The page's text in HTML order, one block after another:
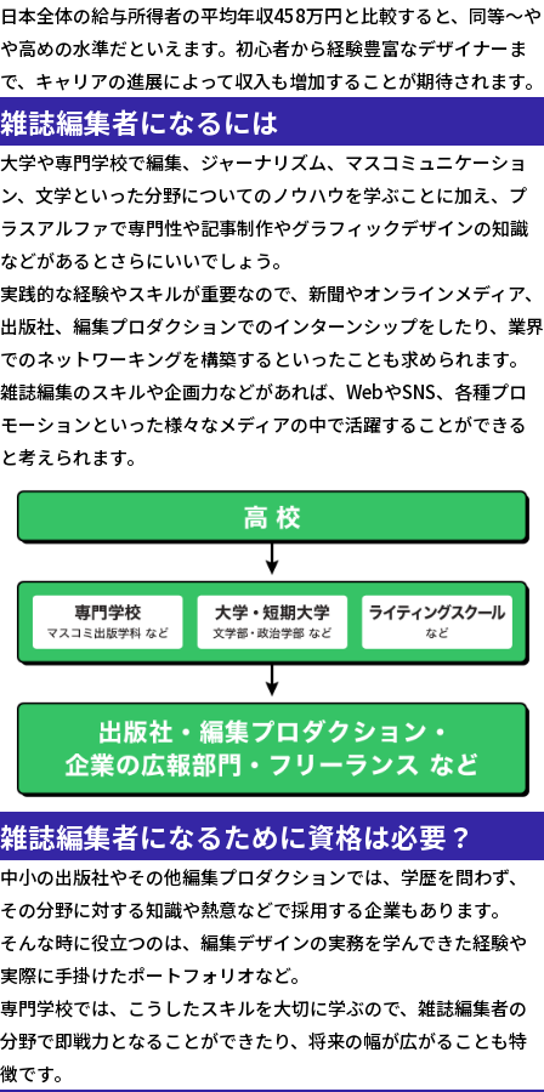
日本全体の給与所得者の平均年収458万円と比較すると、同等～や
や高めの水準だといえます。初心者から経験豊富なデザイナーま
で、キャリアの進展によって収入も増加することが期待されます。
雑誌編集者になるには
大学や専門学校で編集、ジャーナリズム、マスコミュニケーショ
ン、文学といった分野についてのノウハウを学ぶことに加え、プ
ラスアルファで専門性や記事制作やグラフィックデザインの知識
などがあるとさらにいいでしょう。
実践的な経験やスキルが重要なので、新聞やオンラインメディア、
出版社、編集プロダクションでのインターンシップをしたり、業界
でのネットワーキングを構築するといったことも求められます。
雑誌編集のスキルや企画力などがあれば、WebやSNS、各種プロ
モーションといった様々なメディアの中で活躍することができる
と考えられます。
雑誌編集者になるために資格は必要？
中小の出版社やその他編集プロダクションでは、学歴を問わず、
その分野に対する知識や熱意などで採用する企業もあります。
そんな時に役立つのは、編集デザインの実務を学んできた経験や
実際に手掛けたポートフォリオなど。
専門学校では、こうしたスキルを大切に学ぶので、雑誌編集者の
分野で即戦力となることができたり、将来の幅が広がることも特
徴です。